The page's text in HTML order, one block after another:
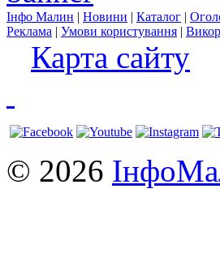
Інфо Малин | Новини | Каталог |
Реклама | Умови користування |
Карта сайту
© 2026